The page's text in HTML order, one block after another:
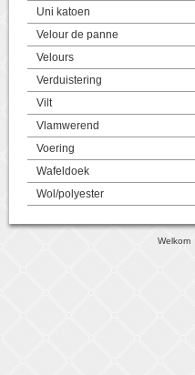
Uni katoen
Velour de panne
Velours
Verduistering
Vilt
Vlamwerend
Voering
Wafeldoek
Wol/polyester
Welkom